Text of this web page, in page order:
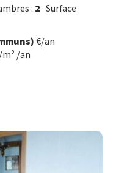
: 2· Surface
€/an
/an